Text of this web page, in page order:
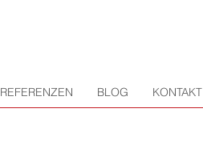
REFERENZEN BLOG KONTAKT